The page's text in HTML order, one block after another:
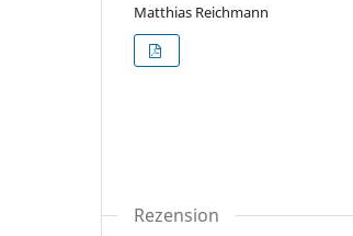
Matthias Reichmann
Rezension